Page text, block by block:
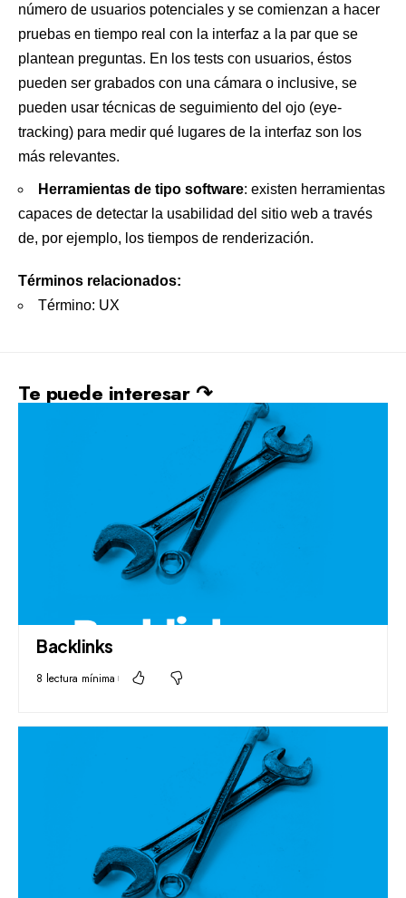
número de usuarios potenciales y se comienzan a hacer
pruebas en tiempo real con la interfaz a la par que se
plantean preguntas. En los tests con usuarios, éstos
pueden ser grabados con una cámara o inclusive, se
pueden usar técnicas de seguimiento del ojo (eye-
tracking) para medir qué lugares de la interfaz son los
más relevantes.
Herramientas de tipo software: existen herramientas
capaces de detectar la usabilidad del sitio web a través
de, por ejemplo, los tiempos de renderización.
Términos relacionados:
Término: UX
Te puede interesar ↷
Backlinks
8 lectura mínima